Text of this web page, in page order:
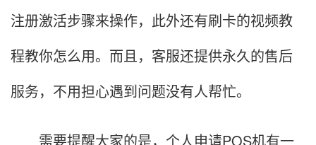
注册激活步骤来操作，此外还有刷卡的视频教
程教你怎么用。而且，客服还提供永久的售后
服务，不用担心遇到问题没有人帮忙。
需要提醒大家的是，个人申请POS机有一